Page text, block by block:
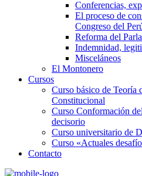
Conferencias,
El proceso de
Congreso del
Reforma del
Indemnidad,
Misceláneos
El Montonero
Cursos
Curso básico de Teoría
Constitucional
Curso Conformación
decisorio
Curso universitario de
Curso «Actuales
Contacto